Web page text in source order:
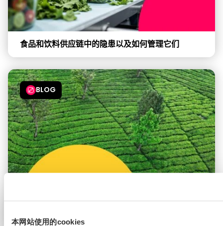
本网站使用的cookies
食品和饮料供应链中的隐患以及如何管理它们
BLOG
全球企业如何为亚太地区的可持续发展报告标准做好